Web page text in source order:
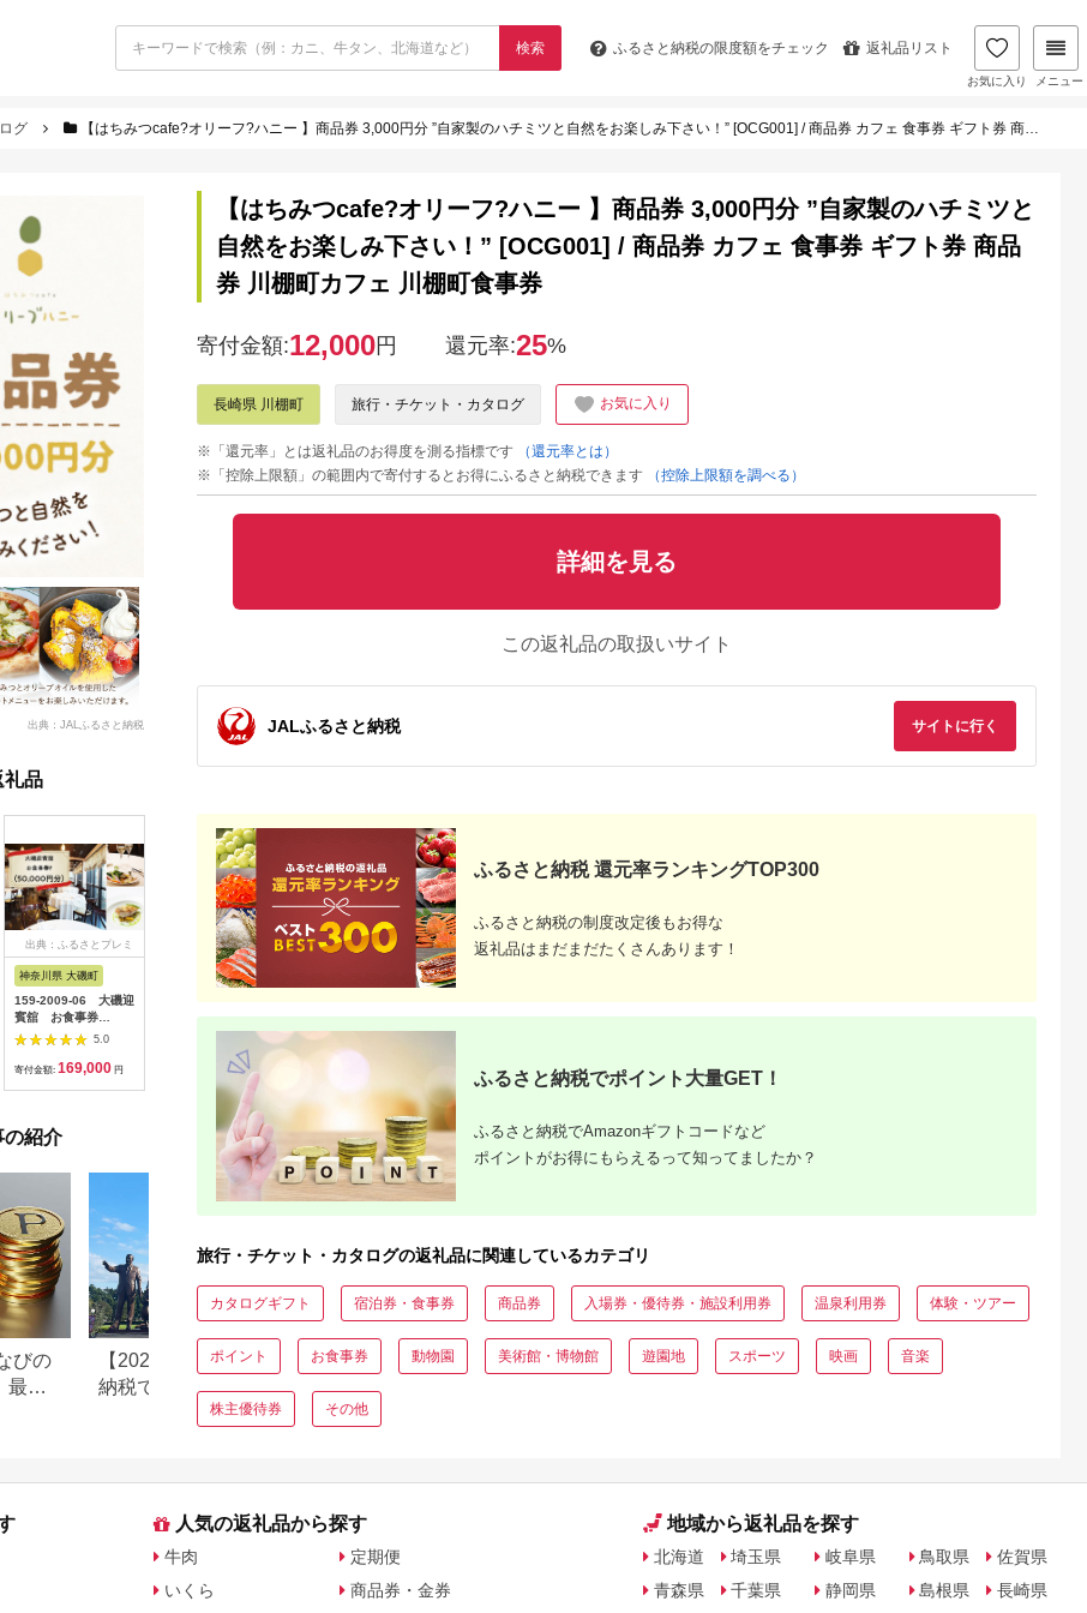
検索 ふるさと納税の限度額をチェック 返礼品リスト
お気に入り メニュー
グ 【はちみつcafe?オリーフ?ハニー 】商品券 3,000円分 ”自家製のハチミツと自然をお楽しみ下さい！” [OCG001] / 商品券 カフェ 食事券 ギフト券 商品券 川棚町カフェ 川棚町食事券
出典：JALふるさと納税
礼品
出典：ふるさとプレミ
神奈川県 大磯町
159-2009-06 大磯迎
賓舘 お食事券
F（50,000円分）【
神奈川県 大磯町 お惣
菜 手作り 大磯名産品
お歳暮 食品 敬老の日
おかず 有名地元店 こ
5.0
寄付金額: 169,000 円
出典：JALふるさと納税
沖縄県 石垣市
石垣島の自然を満喫！
石垣島1日アクティビ
ティ (利用券 1名様分)
5.0
50,000
出典：ふるラボ
北海道 富良野市
北海道富良野市 日本
旅行 地域限定旅行ク
ーポン90,000円分
出典：auPAYふるさと納
信州健康ランド ギフ
ト券（1000円券×9
ケア リラクゼーショ
ン 施設 宿泊 家族連れ
寄付金額: 34,000円
出典：auPAYふるさと納
那須高原を馬とめぐる
2時間のホーストレッ
ト 利用券 ペア 体験
乗馬 初心者歓迎〔P-
寄付金額:154,000円
富岡市ゴルフ場利用券
(90,000円相当額) ゴ
347 まるよし伊勢お
はらい町店 松阪牛
の紹介
びの
最大
【2026年最新版】ふるさと
納税でディズニー返礼品は
もらえる？ホテル・チケッ
ふるさと納税、年収いくら
【はちみつcafe?オリーフ?ハニー 】商品券 3,000円分 ”自家製のハチミツと
自然をお楽しみ下さい！” [OCG001] / 商品券 カフェ 食事券 ギフト券 商品
券 川棚町カフェ 川棚町食事券
寄付金額:12,000円 還元率:25%
長崎県 川棚町 旅行・チケット・カタログ お気に入り
※「還元率」とは返礼品のお得度を測る指標です
（還元率とは）
※「控除上限額」の範囲内で寄付するとお得にふるさと納税できます
（控除上限額を調べる）
詳細を見る
この返礼品の取扱いサイト
JALふるさと納税 サイトに行く
ふるさと納税 還元率ランキングTOP300
ふるさと納税の制度改定後もお得な
返礼品はまだまだたくさんあります！
ふるさと納税でポイント大量GET！
ふるさと納税でAmazonギフトコードなど
ポイントがお得にもらえるって知ってましたか？
旅行・チケット・カタログの返礼品に関連しているカテゴリ
カタログギフト 宿泊券・食事券 商品券 入場券・優待券・施設利用券 温泉利用券 体験・ツアー
ポイント お食事券 動物園 美術館・博物館 遊園地 スポーツ 映画 音楽
株主優待券 その他
人気の返礼品から探す
牛肉
いくら
定期便
商品券・金券
地域から返礼品を探す
北海道
青森県
埼玉県
千葉県
岐阜県
静岡県
鳥取県
島根県
佐賀県
長崎県